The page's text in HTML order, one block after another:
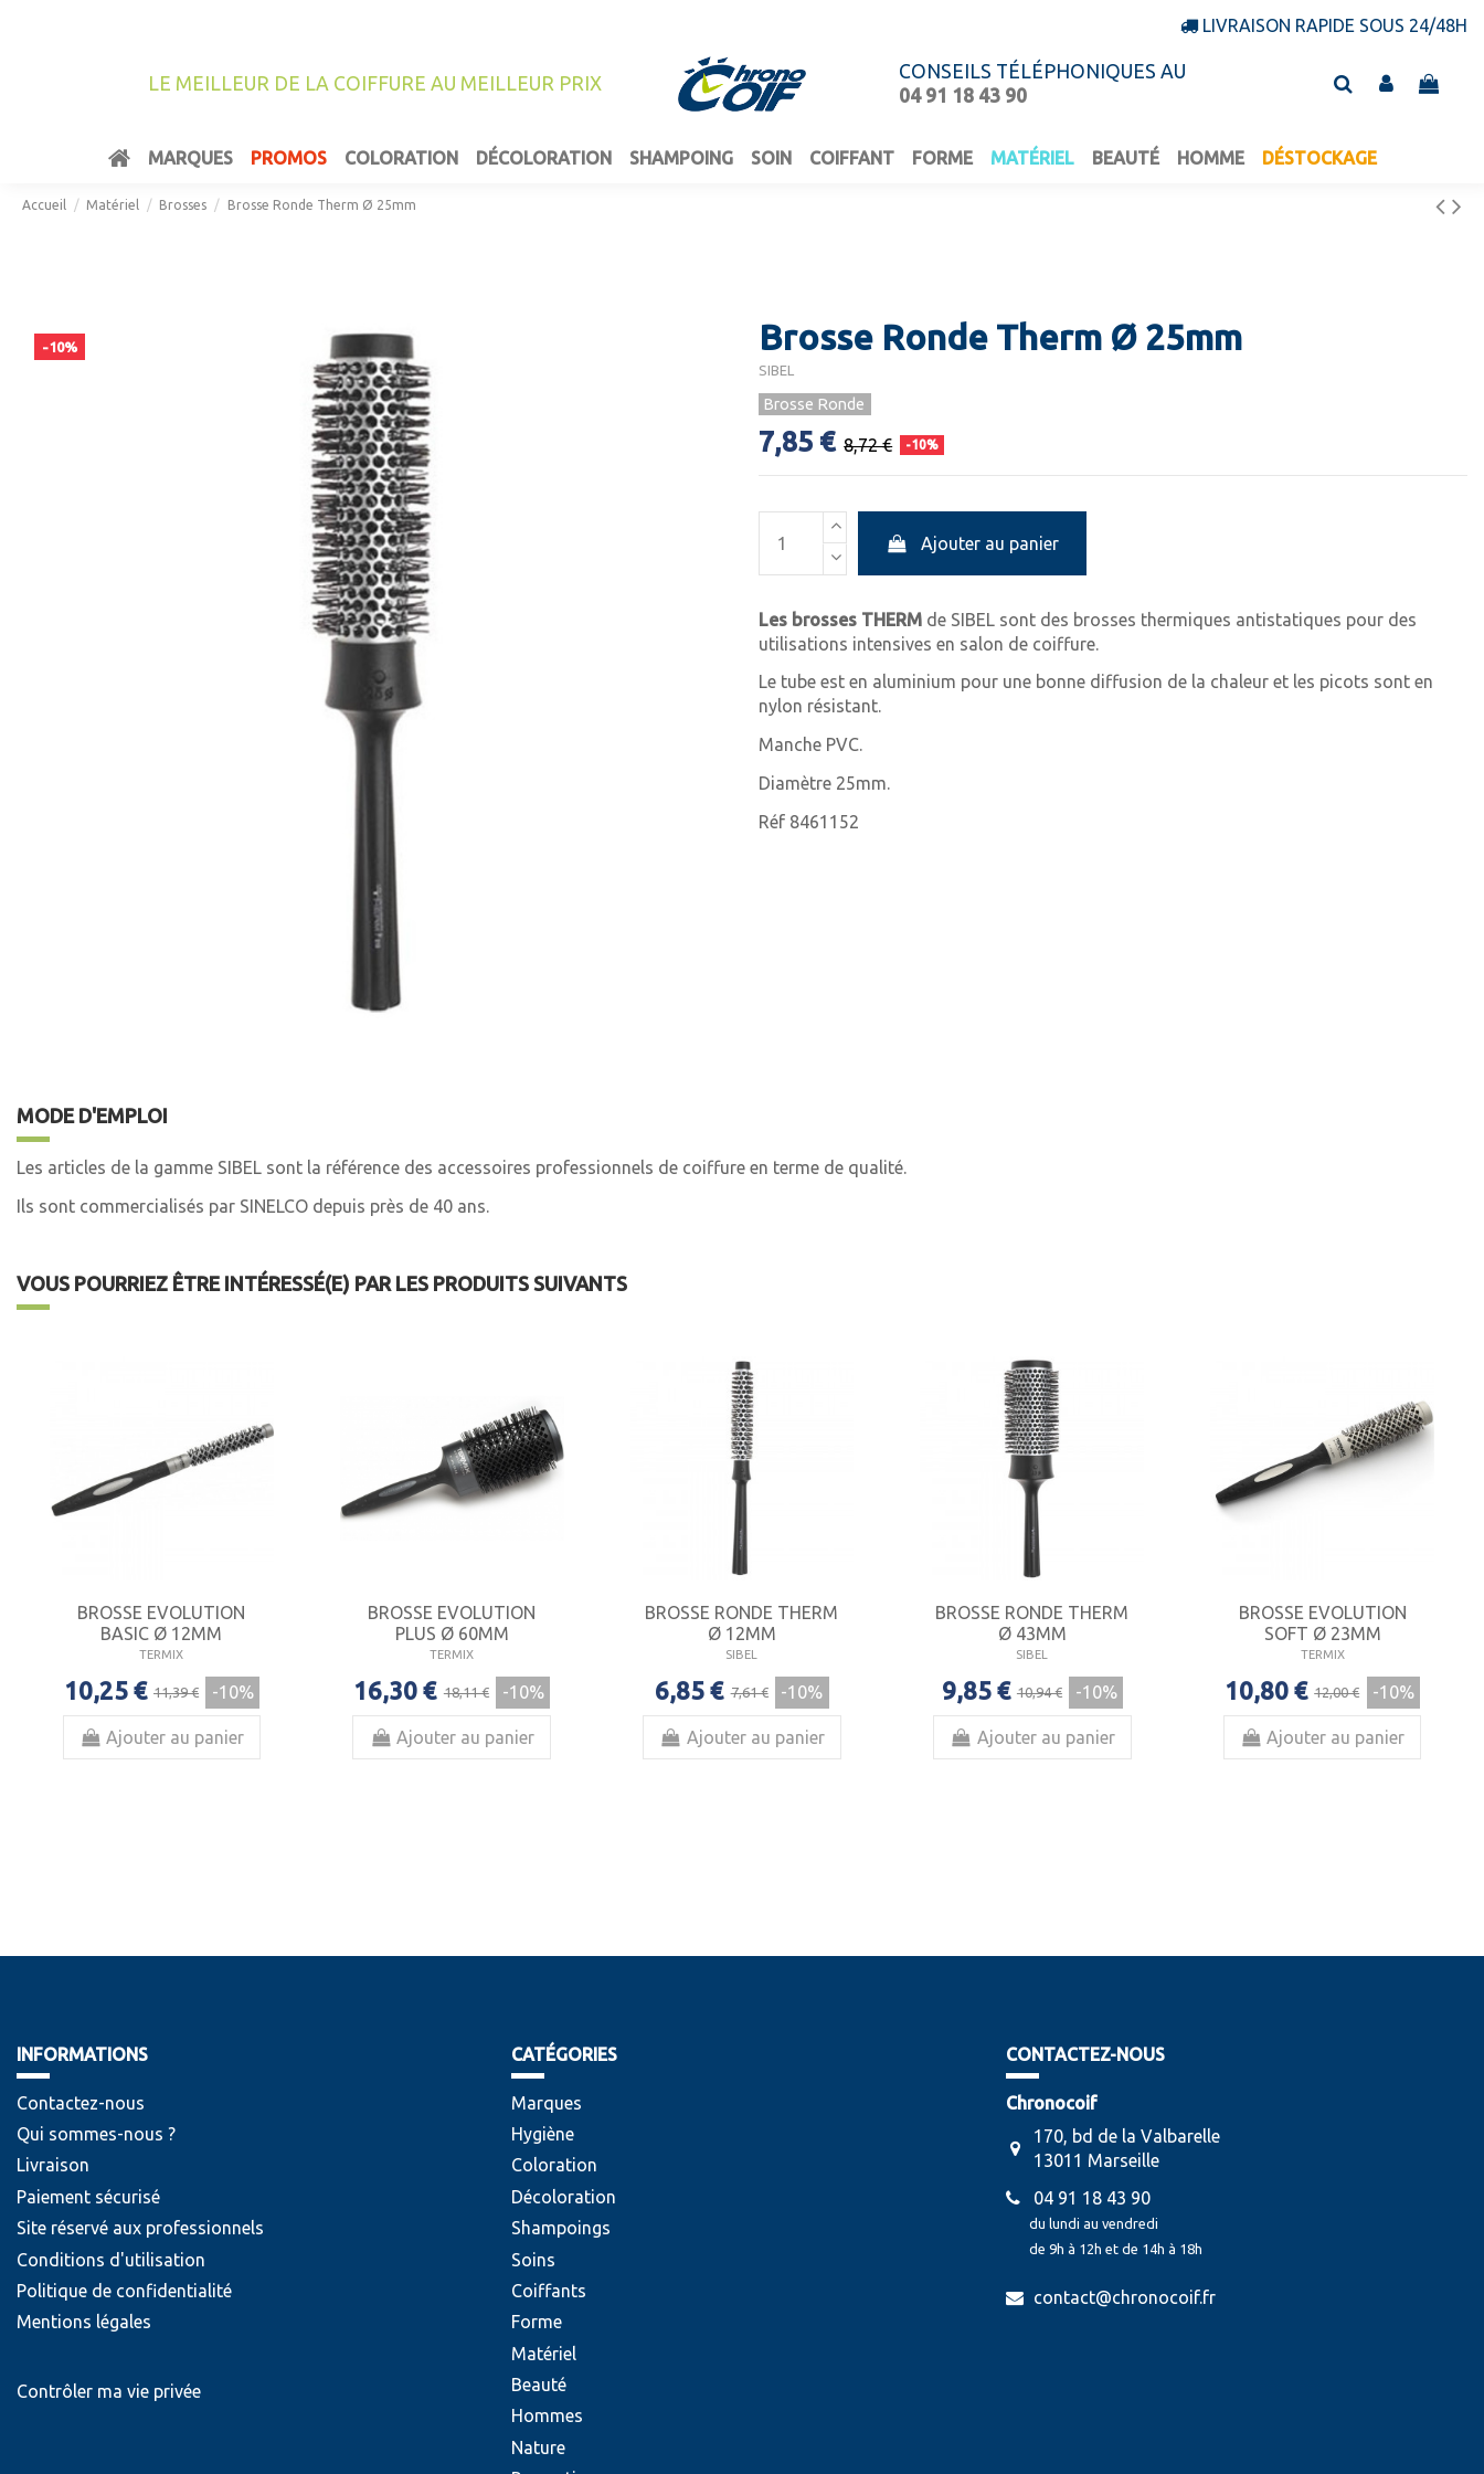
LIVRAISON RAPIDE SOUS 24/48H
LE MEILLEUR DE LA COIFFURE AU MEILLEUR PRIX
CONSEILS TÉLÉPHONIQUES AU
04 91 18 43 90
MARQUES PROMOS COLORATION DÉCOLORATION SHAMPOING SOIN COIFFANT FORME MATÉRIEL BEAUTÉ HOMME DÉSTOCKAGE
Accueil Matériel Brosses Brosse Ronde Therm Ø 25mm
-10% Brosse Ronde Therm Ø 25mm
SIBEL
Brosse Ronde
7,85 € 8,72 € -10%
Ajouter au panier
Les brosses THERM de SIBEL sont des brosses thermiques antistatiques pour des
utilisations intensives en salon de coiffure.
Le tube est en aluminium pour une bonne diffusion de la chaleur et les picots sont en
nylon résistant.
Manche PVC.
Diamètre 25mm.
Réf 8461152
MODE D'EMPLOI
Les articles de la gamme SIBEL sont la référence des accessoires professionnels de coiffure en terme de qualité.
Ils sont commercialisés par SINELCO depuis près de 40 ans.
VOUS POURRIEZ ÊTRE INTÉRESSÉ(E) PAR LES PRODUITS SUIVANTS
BROSSE EVOLUTION
BASIC Ø 12MM
TERMIX
10,25 € 11,39 € -10%
Ajouter au panier
BROSSE EVOLUTION
PLUS Ø 60MM
TERMIX
16,30 € 18,11 € -10%
Ajouter au panier
BROSSE RONDE THERM
Ø 12MM
SIBEL
6,85 € 7,61 € -10%
Ajouter au panier
BROSSE RONDE THERM
Ø 43MM
SIBEL
9,85 € 10,94 € -10%
Ajouter au panier
BROSSE EVOLUTION
SOFT Ø 23MM
TERMIX
10,80 € 12,00 € -10%
Ajouter au panier
INFORMATIONS
Contactez-nous
Qui sommes-nous ?
Livraison
Paiement sécurisé
Site réservé aux professionnels
Conditions d'utilisation
Politique de confidentialité
Mentions légales
Contrôler ma vie privée
CATÉGORIES
Marques
Hygiène
Coloration
Décoloration
Shampoings
Soins
Coiffants
Forme
Matériel
Beauté
Hommes
Nature
CONTACTEZ-NOUS
Chronocoif
170, bd de la Valbarelle
13011 Marseille
04 91 18 43 90
du lundi au vendredi
de 9h à 12h et de 14h à 18h
contact@chronocoif.fr